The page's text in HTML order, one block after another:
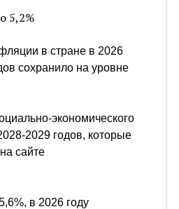
5,2%
в стране в 2026
сохранило на уровне
экономического
2029 годов, которые
сайте
в 2026 году